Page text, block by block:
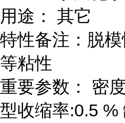
用途： 其它
特性备注：脱
等粘性
重要参数： 密
型收缩率:0.5 %